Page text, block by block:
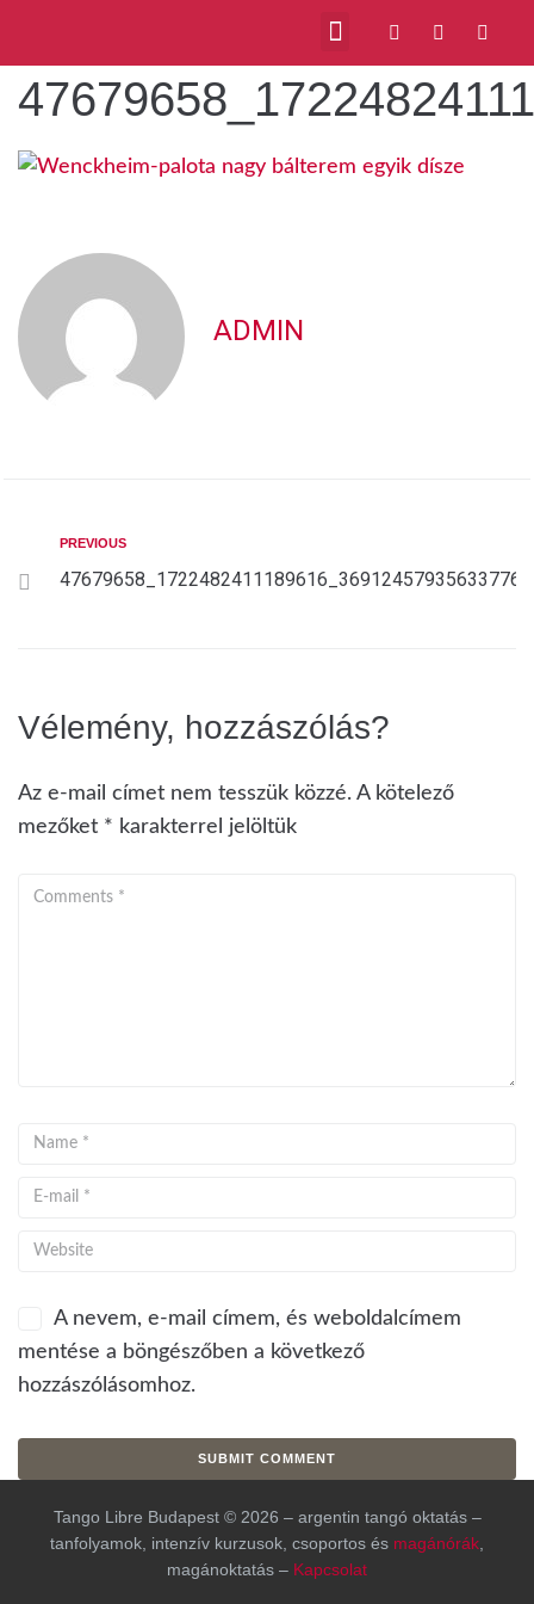
ADMIN
PREVIOUS
Vélemény, hozzászólás?
Az e-mail címet nem tesszük közzé. A kötelező
mezőket * karakterrel jelöltük
A nevem, e-mail címem, és weboldalcímem
mentése a böngészőben a következő
hozzászólásomhoz.
Tango Libre Budapest © 2026 – argentin tangó oktatás –
tanfolyamok, intenzív kurzusok, csoportos és magánórák
magánoktatás – Kapcsolat